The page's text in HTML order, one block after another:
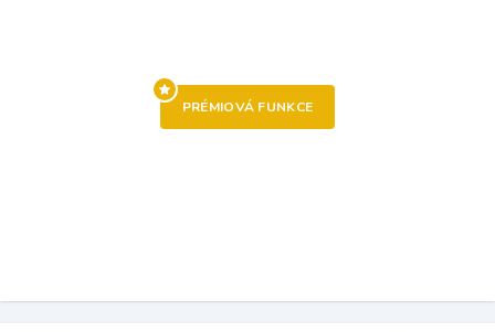
PRÉMIOVÁ FUNKCE